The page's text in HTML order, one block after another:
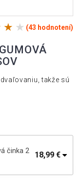
(43 hodnotení)
takže sú
činka 2
18,99 €